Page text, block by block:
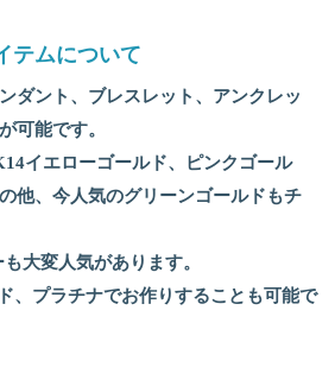
テムについて
ダント、ブレスレット、アンクレッ
可能です。
イエローゴールド、ピンクゴール
他、今人気のグリーンゴールドもチ
大変人気があります。
、プラチナでお作りすることも可能で